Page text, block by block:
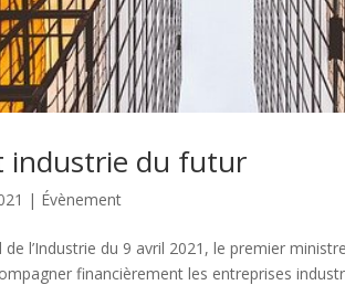
industrie du futur
| Évènement
de l’Industrie du 9 avril 2021, le premier
financièrement les entreprises